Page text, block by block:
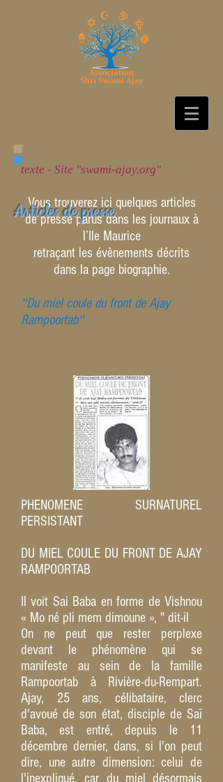
texte - Site "swami-ajay.org"
Vous trouverez ici quelques articles
de presse parus dans les journaux à
l’Ile Maurice
retraçant les évènements décrits
dans la page biographie.
''Du miel coule du front de Ajay
Rampoortab''
PHENOMENE SURNATUREL
PERSISTANT
DU MIEL COULE DU FRONT DE AJAY
RAMPOORTAB
Il voit Sai Baba en forme de Vishnou
« Mo né pli mem dimoune », " dit-il
On ne peut que rester perplexe
devant le phénomène qui se
manifeste au sein de la famille
Rampoortab à Rivière-du-Rempart.
Ajay, 25 ans, célibataire, clerc
d'avoué de son état, disciple de Saï
Baba, est entré, depuis le 11
décembre dernier, dans, si l'on peut
dire, une autre dimension: celui de
l'inexpliqué, car du miel désormais
Articles de presse